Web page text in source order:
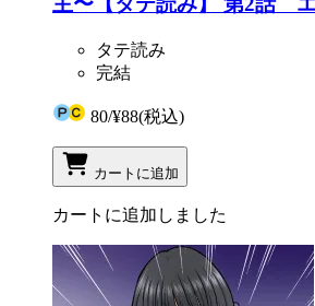
タテ読み
完結
80/¥88(税込)
カートに追加
カートに追加しました